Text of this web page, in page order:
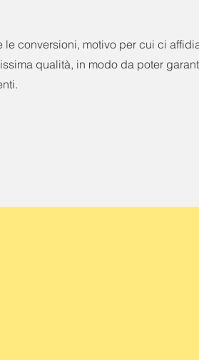
conversioni, motivo per cui ci
qualità, in modo da poter